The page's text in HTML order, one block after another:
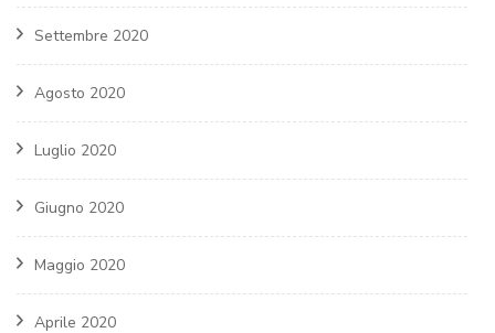
Settembre 2020
Agosto 2020
Luglio 2020
Giugno 2020
Maggio 2020
Aprile 2020